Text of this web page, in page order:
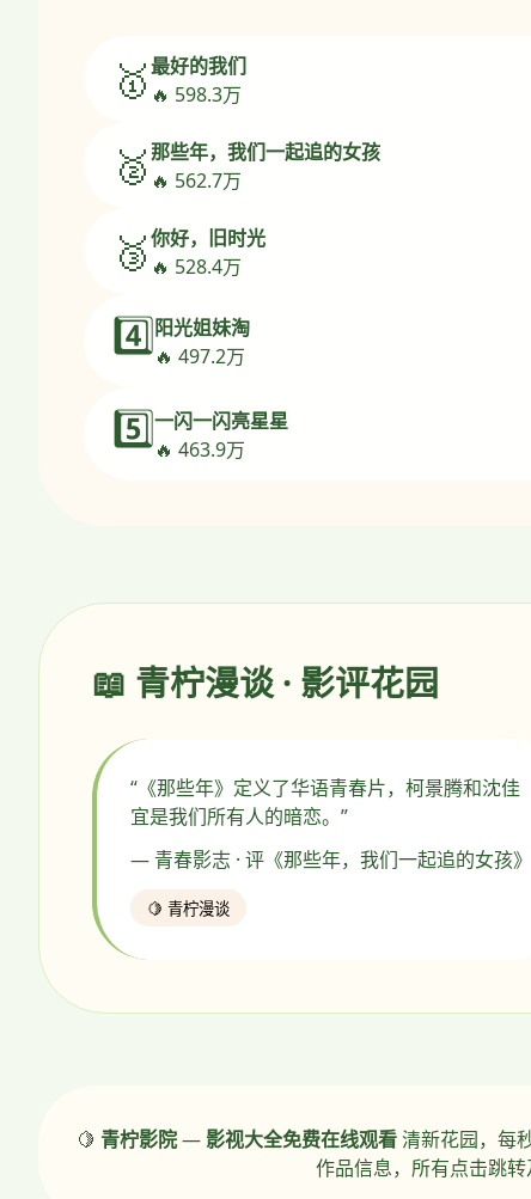
🥇最好的我们
🔥 598.3万
🥈那些年，我们一起追的女孩
🔥 562.7万
🥉你好，旧时光
🔥 528.4万
4️⃣阳光姐妹淘
🔥 497.2万
5️⃣一闪一闪亮星星
🔥 463.9万
📖 青柠漫谈 · 影评花园
“《那些年》定义了华语青春片，柯景腾和沈佳
宜是我们所有人的暗恋。”
— 青春影志 · 评《那些年，我们一起追的女孩》
🍋 青柠漫谈
🍋 青柠影院— 影视大全免费在线观看清新花园，每
作品信息，所有点击跳